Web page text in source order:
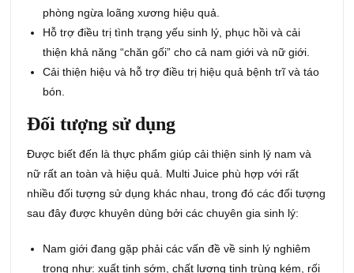
phòng ngừa loãng xương hiệu quả.
Hỗ trợ điều trị tình trạng yếu sinh lý, phục hồi và cải
thiện khả năng “chăn gối” cho cả nam giới và nữ giới.
Cải thiện hiệu và hỗ trợ điều trị hiệu quả bệnh trĩ và táo
bón.
Đối tượng sử dụng
Được biết đến là thực phẩm giúp cải thiện sinh lý nam và
nữ rất an toàn và hiệu quả. Multi Juice phù hợp với rất
nhiều đối tượng sử dụng khác nhau, trong đó các đối tượng
sau đây được khuyên dùng bởi các chuyên gia sinh lý:
Nam giới đang gặp phải các vấn đề về sinh lý nghiêm
trọng như: xuất tinh sớm, chất lượng tinh trùng kém, rối